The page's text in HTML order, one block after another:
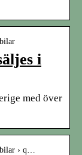
i
med över
› q…